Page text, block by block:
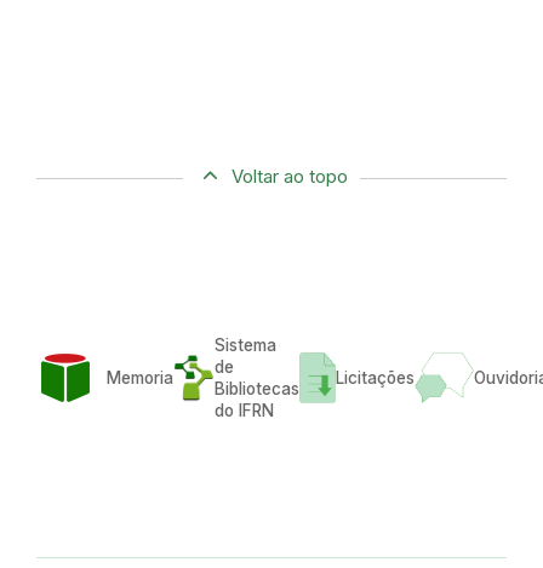
Voltar ao topo
Memoria
Sistema
de
Bibliotecas
do IFRN
Licitações